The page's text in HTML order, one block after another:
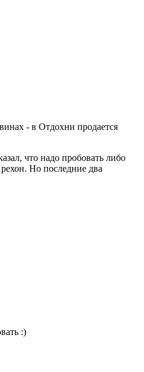
- в Отдохни продается
что надо пробовать либо
Но последние два
:)